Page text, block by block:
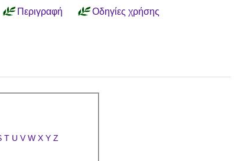
Περιγραφή Οδηγίες χρήσης
T U V W X Y Z